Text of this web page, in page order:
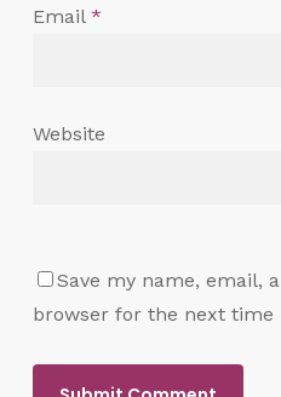
Email *
Website
Save my name, email,
browser for the next time